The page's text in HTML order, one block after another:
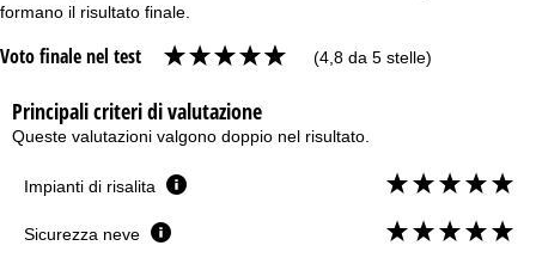
formano il risultato finale.
Voto finale nel test (4,8 da 5 stelle)
Principali criteri di valutazione
Queste valutazioni valgono doppio nel risultato.
Impianti di risalita
Sicurezza neve